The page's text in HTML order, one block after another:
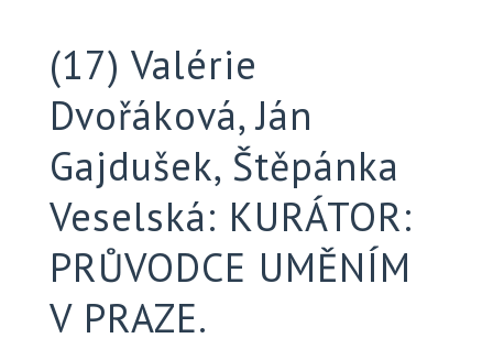
(17) Valérie
Dvořáková, Ján
Gajdušek, Štěpánka
Veselská: KURÁTOR:
PRŮVODCE UMĚNÍM
V PRAZE.